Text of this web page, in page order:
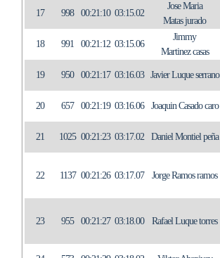
17 998 00:21:10 03:15.02
Jose Maria
Matas jurado
18 991 00:21:12 03:15.06
Jimmy
Martinez casas
19 950 00:21:17 03:16.03 Javier Luque serrano
20 657 00:21:19 03:16.06 Joaquin Casado caro
21 1025 00:21:23 03:17.02 Daniel Montiel peña
22 1137 00:21:26 03:17.07 Jorge Ramos ramos
23 955 00:21:27 03:18.00 Rafael Luque torres